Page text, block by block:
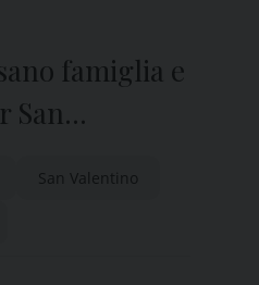
famiglia e
San
San Valentino